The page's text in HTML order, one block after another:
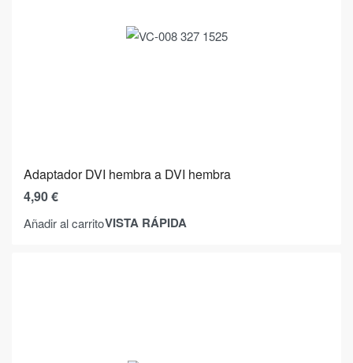
Adaptador DVI hembra a DVI hembra
4,90€
Añadir al carritoVISTA RÁPIDA